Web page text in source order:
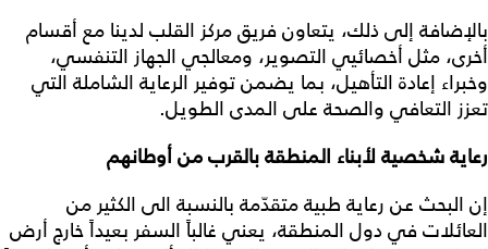
بالإضافة إلى ذلك، يتعاون فريق مركز القلب لدينا مع أقسام
أخرى، مثل أخصائيي التصوير، ومعالجي الجهاز التنفسي،
وخبراء إعادة التأهيل، بما يضمن توفير الرعاية الشاملة التي
تعزز التعافي والصحة على المدى الطويل.
رعاية شخصية لأبناء المنطقة بالقرب من أوطانهم
إن البحث عن رعاية طبية متقدّمة بالنسبة الى الكثير من
العائلات في دول المنطقة، يعني غالباً السفر بعيداً خارج أرض